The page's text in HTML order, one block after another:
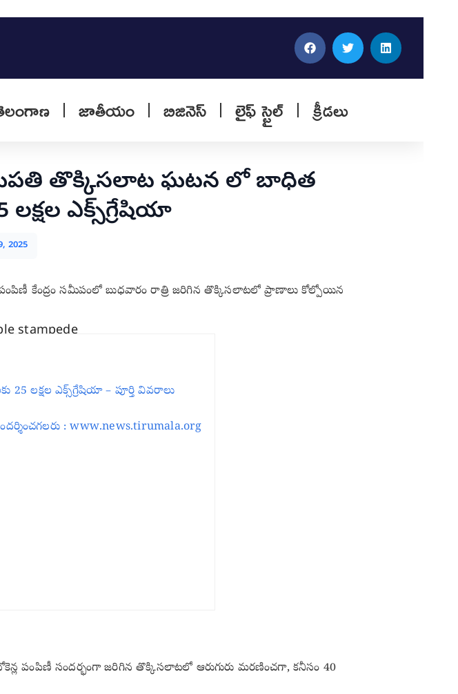
జాతీయం బిజినెస్ లైఫ్ స్టైల్ క్రీడలు
తొక్కిసలాట ఘటన లో బాధిత
లక్షల ఎక్స్‌గ్రేషియా
2025
కేంద్రం సమీపంలో బుధవారం రాత్రి జరిగిన తొక్కిసలాటలో ప్రాణాలు కోల్పోయిన
లక్షల ఎక్స్‌గ్రేషియా – పూర్తి వివరాలు
: www.news.tirumala.org
పంపిణీ సందర్భంగా జరిగిన తొక్కిసలాటలో ఆరుగురు మరణించగా, కనీసం 40